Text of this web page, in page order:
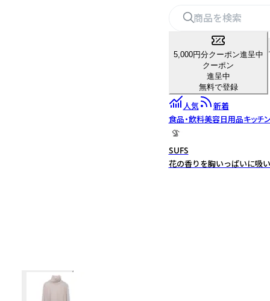
5,000円分クーポン進呈中
クーポン
進呈中
無料で登録
人気
新着
食品・飲料美容日用品キッチ
SUFS
花の香りを胸いっぱいに吸